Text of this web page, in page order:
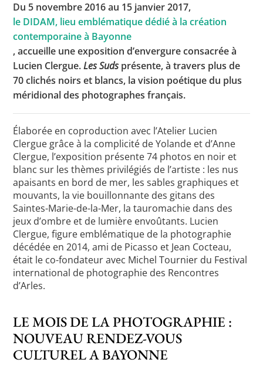
Toutes les actualités
Les rendez-vous de l’APHG
Concours de recrutement
Concours scolaires
Conférences, tables rondes
Critique d’ouvrages publiés
Culture
Du 5 novembre 2016 au 15 janvier 2017,
le DIDAM, lieu emblématique dédié à la création
contemporaine à Bayonne
, accueille une exposition d’envergure consacrée à
Lucien Clergue.Les Sudsprésente, à travers plus de
70 clichés noirs et blancs, la vision poétique du plus
méridional des photographes français.
Élaborée en coproduction avec l’Atelier Lucien
Clergue grâce à la complicité de Yolande et d’Anne
Clergue, l’exposition présente 74 photos en noir et
blanc sur les thèmes privilégiés de l’artiste : les nus
apaisants en bord de mer, les sables graphiques et
mouvants, la vie bouillonnante des gitans des
Saintes-Marie-de-la-Mer, la tauromachie dans des
jeux d’ombre et de lumière envoûtants. Lucien
Clergue, figure emblématique de la photographie
décédée en 2014, ami de Picasso et Jean Cocteau,
était le co-fondateur avec Michel Tournier du Festival
international de photographie des Rencontres
d’Arles.
LE MOIS DE LA PHOTOGRAPHIE :
NOUVEAU RENDEZ-VOUS
CULTUREL A BAYONNE